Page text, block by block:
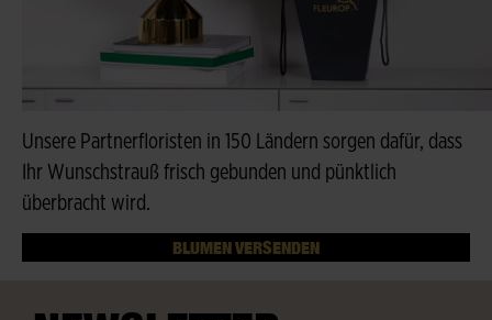
Unsere Partnerfloristen in 150 Ländern sorgen dafür, dass
Ihr Wunschstrauß frisch gebunden und pünktlich
überbracht wird.
BLUMEN VERSENDEN